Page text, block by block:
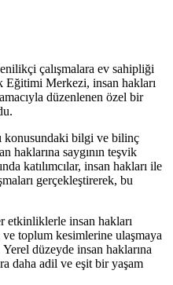
çalışmalara ev sahipliği
Eğitimi Merkezi, insan hakları
düzenlenen özel bir
konusundaki bilgi ve bilinç
haklarına saygının teşvik
katılımcılar, insan hakları ile
gerçekleştirerek, bu
insan hakları
ve toplum kesimlerine ulaşmaya
Yerel düzeyde insan haklarına
daha adil ve eşit bir yaşam